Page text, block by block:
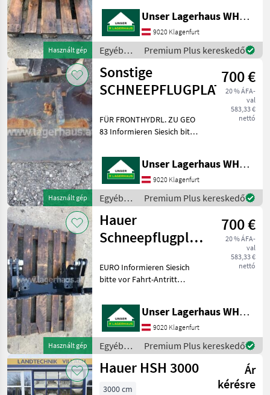
Használt gép
Ihnen angefragte
Maschineaktuell bei uns am
Lager steht. Wir inserieren
auch Maschinen,
Unser Lagerhaus WHG, Kärnten, Klagenfurt
9020 Klagenfurt
Egyéb
traktor
tartozékok
/ Hauer
Premium Plus kereskedő
Használt gép
Sonstige
SCHNEEPFLUGPLATTE
700 €
20 % ÁFA-
val
583,33 €
nettó
FÜR FRONTHYDRL. ZU GEO
83 Informieren Siesich bitte
telefonisch, ob die von
Ihnen angefragte
Maschineaktuell bei uns am
Lager steht. Wir inserie
Unser Lagerhaus WHG, Kärnten, Klagenfurt
9020 Klagenfurt
Egyéb
traktor
tartozékok
/
Sonstige
Premium Plus kereskedő
Használt gép
Hauer
Schneepflugplatte
700 €
20 % ÁFA-
val
583,33 €
nettó
EURO Informieren Siesich
bitte vor Fahrt-Antritt
Ihnen angefragte
Maschineaktuell bei uns am
Lager steht. Wir inserieren
auch Maschinen, di
Unser Lagerhaus WHG, Kärnten, Klagenfurt
9020 Klagenfurt
Egyéb
traktor
tartozékok
Premium Plus kereskedő
Hauer HSH 3000
Ár
kérésre
3000 cm